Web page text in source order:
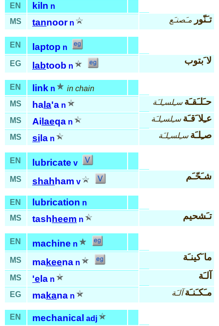
EN kiln n
MS
tannoor n تـَنّور مـَصنـَع
EN laptop n
EG
labtoob n
لا َبتوب
EN link n
in chain
MS
ha la'a n حـَلـَقـَة سـِلسـِلـَة
MS Ai laeqa n عـِلا َقـَة سـِلسـِلـَة
MS si la n صـِلـَة سـِلسـِلـَة
EN lubricate v
MS
shahham v
شـَحّـَم
EN lubrication n
MS
tashheem n تـَشحيم
EN machine n
MS
makeena n
ما َكينـَة
MS 'e la n آلـَة
EG makana n مـَكـَنـَة آلـَة
EN mechanical adj